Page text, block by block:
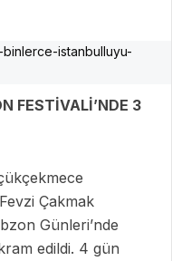
FESTİVALİ’NDE 3
Çakmak
Günleri’nde
edildi. 4 gün